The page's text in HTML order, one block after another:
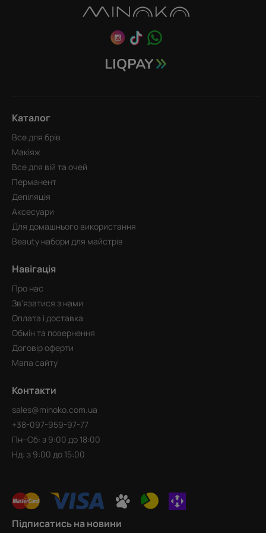
Каталог
Все для брів
Макіяж
Все для вій та очей
Перманент
Депіляція
Аксесуари
Для домашнього використання
Beauty набори для майстрів
Навігація
Про нас
Зв'язатися з нами
Оплата і доставка
Обмін та повернення
Договір оферти
Мапа сайту
Контакти
sales@minoko.com.ua
+38-097-959-97-77
Пн–Сб: з 9:00 до 18:00
Нд: з 9:00 до 15:00
Підписатись на новини